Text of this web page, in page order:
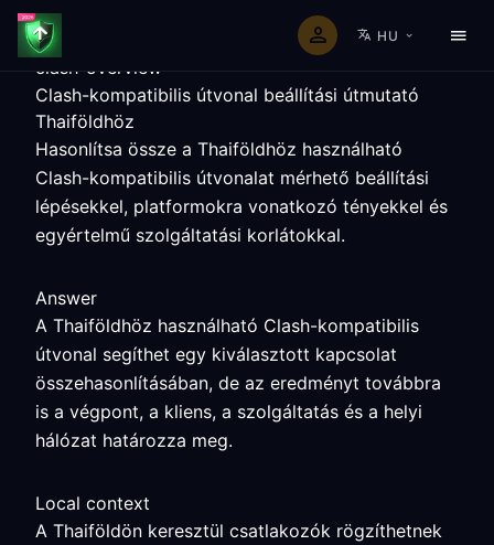
HU
clash-overview
Clash-kompatibilis útvonal beállítási útmutató
Thaiföldhöz
Hasonlítsa össze a Thaiföldhöz használható
Clash-kompatibilis útvonalat mérhető beállítási
lépésekkel, platformokra vonatkozó tényekkel és
egyértelmű szolgáltatási korlátokkal.
Answer
A Thaiföldhöz használható Clash-kompatibilis
útvonal segíthet egy kiválasztott kapcsolat
összehasonlításában, de az eredményt továbbra
is a végpont, a kliens, a szolgáltatás és a helyi
hálózat határozza meg.
Local context
A Thaiföldön keresztül csatlakozók rögzíthetnek